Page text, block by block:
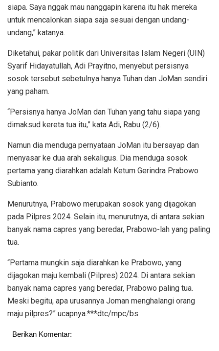
siapa. Saya nggak mau nanggapin karena itu hak mereka
untuk mencalonkan siapa saja sesuai dengan undang-
undang,” katanya.
Diketahui, pakar politik dari Universitas Islam Negeri (UIN)
Syarif Hidayatullah, Adi Prayitno, menyebut persisnya
sosok tersebut sebetulnya hanya Tuhan dan JoMan sendiri
yang paham.
“Persisnya hanya JoMan dan Tuhan yang tahu siapa yang
dimaksud kereta tua itu,” kata Adi, Rabu (2/6).
Namun dia menduga pernyataan JoMan itu bersayap dan
menyasar ke dua arah sekaligus. Dia menduga sosok
pertama yang diarahkan adalah Ketum Gerindra Prabowo
Subianto.
Menurutnya, Prabowo merupakan sosok yang dijagokan
pada Pilpres 2024. Selain itu, menurutnya, di antara sekian
banyak nama capres yang beredar, Prabowo-lah yang paling
tua.
“Pertama mungkin saja diarahkan ke Prabowo, yang
dijagokan maju kembali (Pilpres) 2024. Di antara sekian
banyak nama capres yang beredar, Prabowo paling tua.
Meski begitu, apa urusannya Joman menghalangi orang
maju pilpres?” ucapnya.***dtc/mpc/bs
Berikan Komentar: